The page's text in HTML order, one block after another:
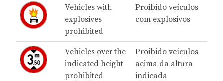
Vehicles with
explosives
prohibited
Proibido veículos
com explosivos
Vehicles over the
indicated height
prohibited
Proibido veículos
acima da altura
indicada